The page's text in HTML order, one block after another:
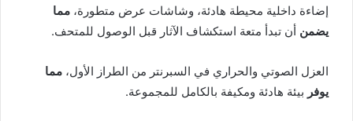
إضاءة داخلية محيطة هادئة، وشاشات عرض متطورة، مما
يضمن أن تبدأ متعة استكشاف الآثار قبل الوصول للمتحف.
العزل الصوتي والحراري في السبرنتر من الطراز الأول، مما
يوفر بيئة هادئة ومكيفة بالكامل للمجموعة.